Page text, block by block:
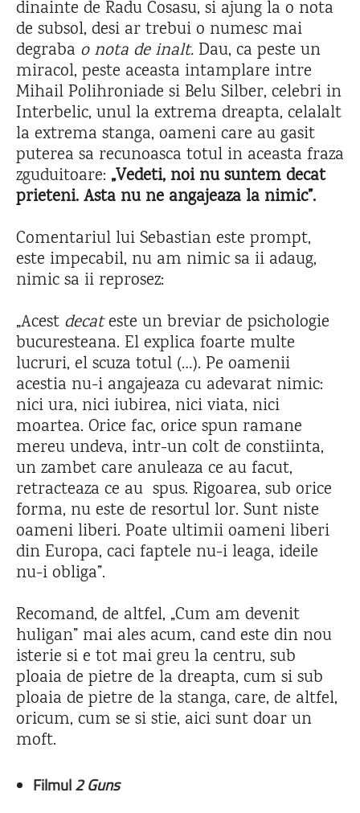
dinainte de Radu Cosasu, si ajung la o nota
de subsol, desi ar trebui o numesc mai
degraba o nota de inalt. Dau, ca peste un
miracol, peste aceasta intamplare intre
Mihail Polihroniade si Belu Silber, celebri in
Interbelic, unul la extrema dreapta, celalalt
la extrema stanga, oameni care au gasit
puterea sa recunoasca totul in aceasta fraza
zguduitoare: „Vedeti, noi nu suntem decat
prieteni. Asta nu ne angajeaza la nimic”.
Comentariul lui Sebastian este prompt,
este impecabil, nu am nimic sa ii adaug,
nimic sa ii reprosez:
„Acest decateste un breviar de psichologie
bucuresteana. El explica foarte multe
lucruri, el scuza totul (…). Pe oamenii
acestia nu-i angajeaza cu adevarat nimic:
nici ura, nici iubirea, nici viata, nici
moartea. Orice fac, orice spun ramane
mereu undeva, intr-un colt de constiinta,
un zambet care anuleaza ce au facut,
retracteaza ce au spus. Rigoarea, sub orice
forma, nu este de resortul lor. Sunt niste
oameni liberi. Poate ultimii oameni liberi
din Europa, caci faptele nu-i leaga, ideile
nu-i obliga”.
Recomand, de altfel, „Cum am devenit
huligan” mai ales acum, cand este din nou
isterie si e tot mai greu la centru, sub
ploaia de pietre de la dreapta, cum si sub
ploaia de pietre de la stanga, care, de altfel,
oricum, cum se si stie, aici sunt doar un
moft.
Filmul2 Guns